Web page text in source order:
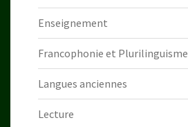
Enseignement
Francophonie et Plurilinguisme
Langues anciennes
Lecture